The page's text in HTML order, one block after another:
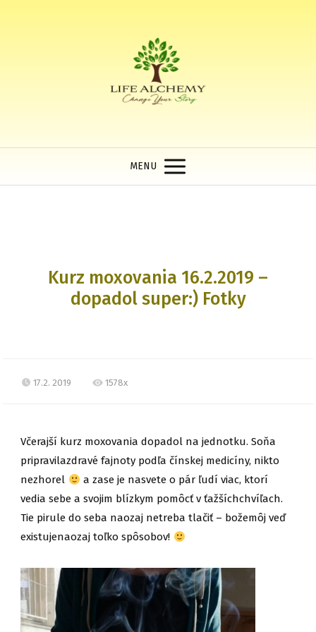
MENU
Kurz moxovania 16.2.2019 –
dopadol super:) Fotky
17.2. 2019 1578x
Včerajší kurz moxovania dopadol na jednotku. Soňa
pripravilazdravé fajnoty podľa čínskej medicíny, nikto
nezhorel
a zase je nasvete o pár ľudí viac, ktorí
vedia sebe a svojim blízkym pomôcť v ťažšíchchvíľach.
Tie pirule do seba naozaj netreba tlačiť – božemôj veď
existujenaozaj toľko spôsobov!